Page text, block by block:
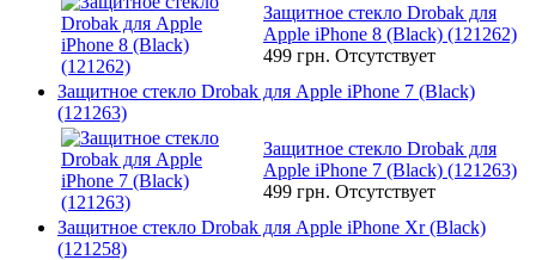
Защитное стекло Drobak для
Apple iPhone 8 (Black) (121262)
499 грн. Отсутствует
Защитное стекло Drobak для Apple iPhone 7 (Black)
(121263)
Защитное стекло Drobak для
Apple iPhone 7 (Black) (121263)
499 грн. Отсутствует
Защитное стекло Drobak для Apple iPhone Xr (Black)
(121258)